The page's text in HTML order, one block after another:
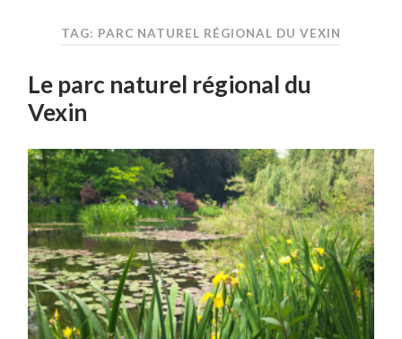
TAG: PARC NATUREL RÉGIONAL DU VEXIN
Le parc naturel régional du
Vexin